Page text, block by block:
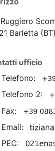
Barletta
ufficio
Telefono:
Telefono 2:
Fax:
Email:
PEC: